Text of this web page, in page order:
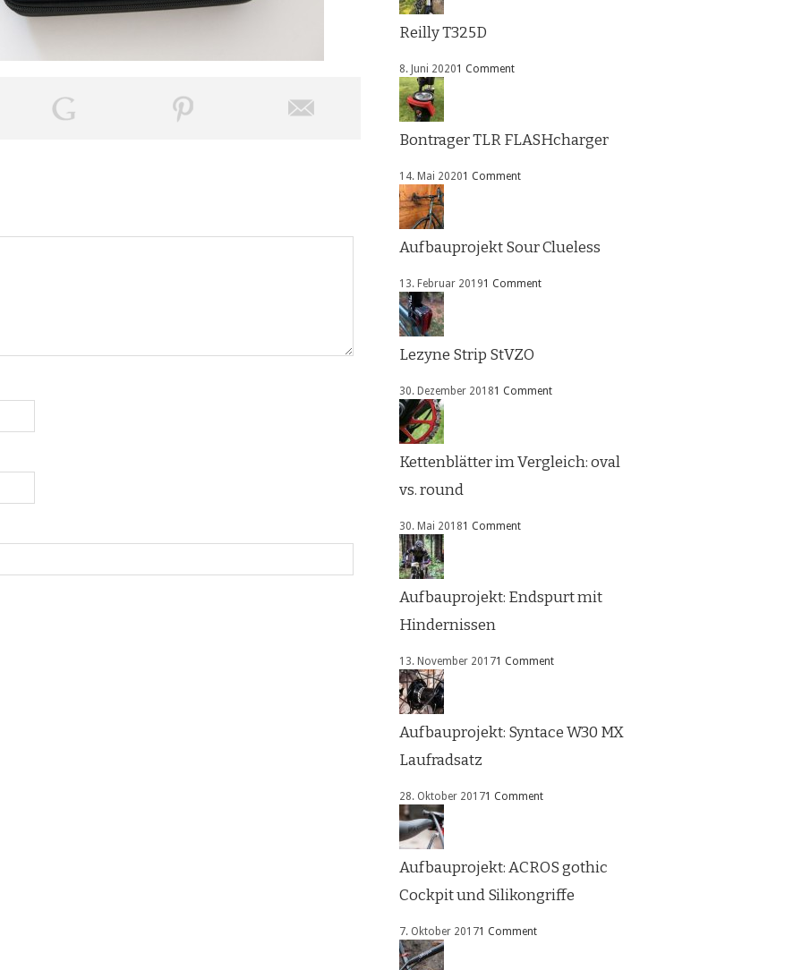
Reilly T325D
8. Juni 20201 Comment
Bontrager TLR FLASHcharger
14. Mai 20201 Comment
Aufbauprojekt Sour Clueless
13. Februar 20191 Comment
Lezyne Strip StVZO
30. Dezember 20181 Comment
Kettenblätter im Vergleich: oval
vs. round
30. Mai 20181 Comment
Aufbauprojekt: Endspurt mit
Hindernissen
13. November 20171 Comment
Aufbauprojekt: Syntace W30 MX
Laufradsatz
28. Oktober 20171 Comment
Aufbauprojekt: ACROS gothic
Cockpit und Silikongriffe
7. Oktober 20171 Comment